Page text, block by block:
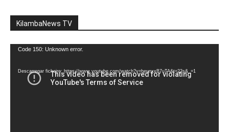
KilambaNews TV
Reprodutor
vídeo
Code 150: Unknown error.
Descarregar ficheiro: https://www.youtube.com/watch?v=heunxxB7uTA&t=22s&_=1